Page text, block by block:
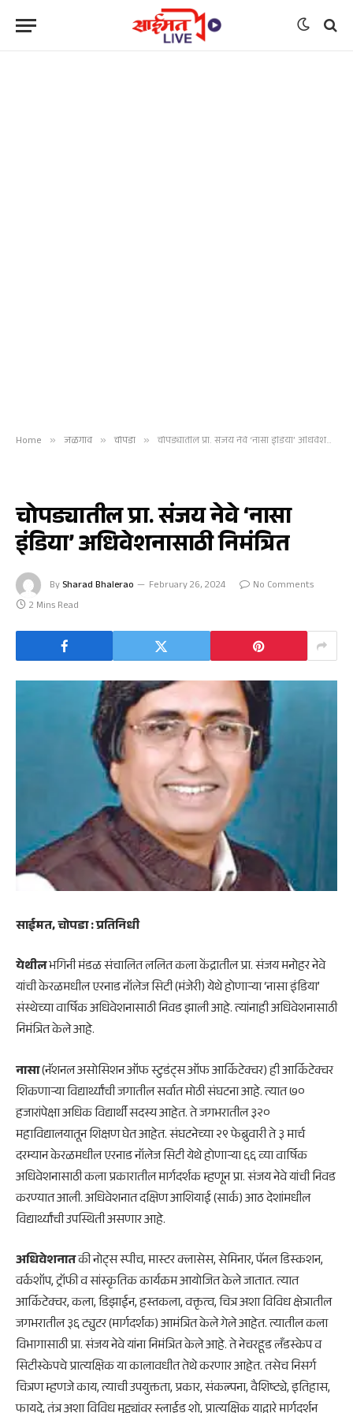
Home » जळगाव » चोपडा » चोपड्यातील प्रा. संजय नेवे ‘नासा इंडिया’ अधिवेशनासाठी निमंत्रित
चोपड्यातील प्रा. संजय नेवे ‘नासा
इंडिया’ अधिवेशनासाठी निमंत्रित
By Sharad Bhalerao February 26, 2024
No Comments
2 Mins Read
साईमत, चोपडा : प्रतिनिधी
येथीलभगिनी मंडळ संचालित ललित कला केंद्रातील प्रा. संजय मनोहर नेवे
यांची केरळमधील एरनाड नॉलेज सिटी (मंजेरी) येथे होणाऱ्या ‘नासा इंडिया’
संस्थेच्या वार्षिक अधिवेशनासाठी निवड झाली आहे. त्यांनाही अधिवेशनासाठी
निमंत्रित केले आहे.
नासा(नॅशनल असोसिशन ऑफ स्टुडंट्स ऑफ आर्किटेक्चर) ही आर्किटेक्चर
शिकणाऱ्या विद्यार्थ्यांची जगातील सर्वात मोठी संघटना आहे. त्यात ७०
हजारांपेक्षा अधिक विद्यार्थी सदस्य आहेत. ते जगभरातील ३२०
महाविद्यालयातून शिक्षण घेत आहेत. संघटनेच्या २९ फेब्रुवारी ते ३ मार्च
दरम्यान केरळमधील एरनाड नॉलेज सिटी येथे होणाऱ्या ६६ व्या वार्षिक
अधिवेशनासाठी कला प्रकारातील मार्गदर्शक म्हणून प्रा. संजय नेवे यांची निवड
करण्यात आली. अधिवेशनात दक्षिण आशियाई (सार्क) आठ देशांमधील
विद्यार्थ्यांची उपस्थिती असणार आहे.
अधिवेशनातकी नोट्स स्पीच, मास्टर क्लासेस, सेमिनार, पॅनल डिस्कशन,
वर्कशॉप, ट्रॉफी व सांस्कृतिक कार्यक्रम आयोजित केले जातात. त्यात
आर्किटेक्चर, कला, डिझाईन, हस्तकला, वक्तृत्व, चित्र अशा विविध क्षेत्रातील
जगभरातील ३६ ट्युटर (मार्गदर्शक) आमंत्रित केले गेले आहेत. त्यातील कला
विभागासाठी प्रा. संजय नेवे यांना निमंत्रित केले आहे. ते नेचरहूड लँडस्केप व
सिटीस्केपचे प्रात्यक्षिक या कालावधीत तेथे करणार आहेत. तसेच निसर्ग
चित्रण म्हणजे काय, त्याची उपयुक्तता, प्रकार, संकल्पना, वैशिष्ट्ये, इतिहास,